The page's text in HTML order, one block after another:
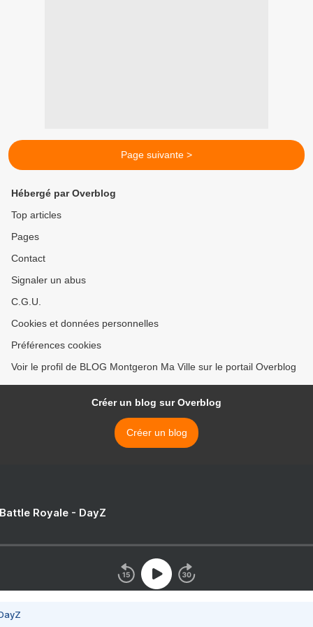
Page suivante >
Hébergé par Overblog
Top articles
Pages
Contact
Signaler un abus
C.G.U.
Cookies et données personnelles
Préférences cookies
Voir le profil de BLOG Montgeron Ma Ville sur le portail Overblog
Créer un blog sur Overblog
Créer un blog
Royale - DayZ